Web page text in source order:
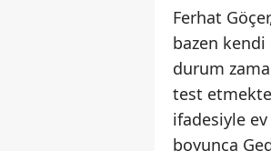
Ferhat
bazen kendi
durum
test
ifadesiyle
boyunca